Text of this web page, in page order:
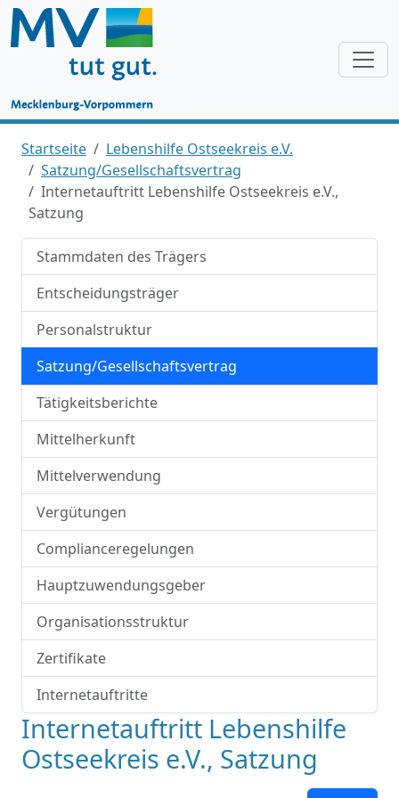
Startseite
Lebenshilfe Ostseekreis e.V.
Satzung/Gesellschaftsvertrag
Internetauftritt Lebenshilfe Ostseekreis e.V.,
Satzung
Stammdaten des Trägers
Entscheidungsträger
Personalstruktur
Satzung/Gesellschaftsvertrag
Tätigkeitsberichte
Mittelherkunft
Mittelverwendung
Vergütungen
Complianceregelungen
Hauptzuwendungsgeber
Organisationsstruktur
Zertifikate
Internetauftritte
Internetauftritt Lebenshilfe
Ostseekreis e.V., Satzung